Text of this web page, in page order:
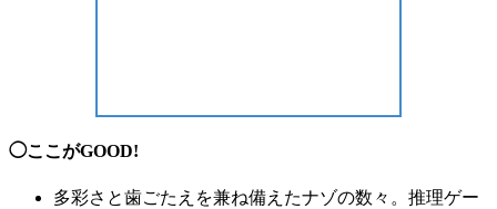
◯ここがGOOD!
多彩さと歯ごたえ を兼ね備えたナゾの数々。推理ゲー